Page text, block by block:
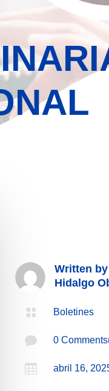
Written by
Hidalgo
 Boletines
 0
 abril 16,